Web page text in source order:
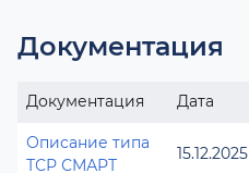
Документация
Документация Дата
Описание типа
ТСР СМАРТ
15.12.2025